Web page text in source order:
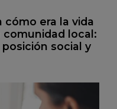
cómo era la vida
comunidad local:
social y